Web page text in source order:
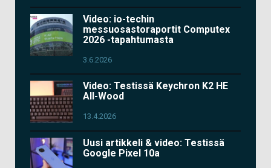
Video: io-techin
messuosastoraportit Computex
2026 -tapahtumasta
3.6.2026
Video: Testissä Keychron K2 HE
All-Wood
13.4.2026
Uusi artikkeli & video: Testissä
Google Pixel 10a